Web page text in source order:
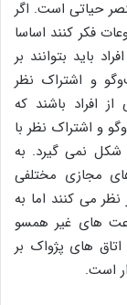
حیاتی است. اگر
فکر کنند اساسا
باید بتوانند بر
و اشتراک نظر
افراد باشند که
و اشتراک نظر با
شکل نمی گیرد. به
مجازی مختلفی
می کنند اما به
های غیر همسو
های پژواک بر
است.